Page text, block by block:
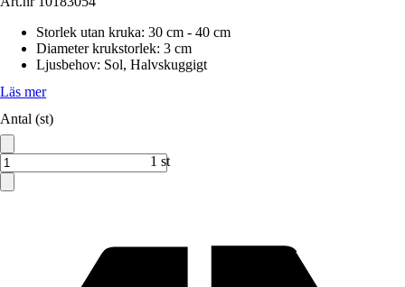
Storlek utan kruka: 30 cm - 40 cm
Diameter krukstorlek: 3 cm
Ljusbehov: Sol, Halvskuggigt
Läs mer
Antal (st)
1 st